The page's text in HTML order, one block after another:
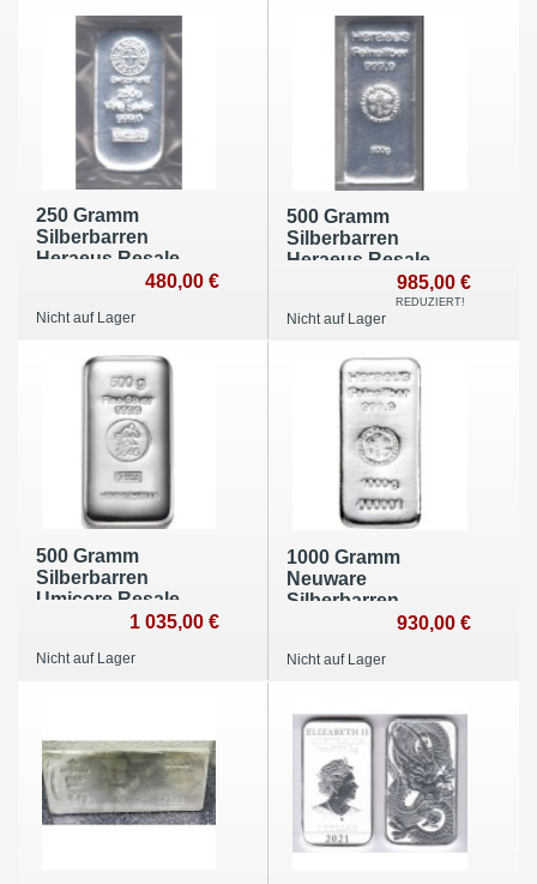
250 Gramm
Silberbarren
Heraeus Resale
480,00 €
Nicht auf Lager
500 Gramm
Silberbarren
Heraeus Resale
985,00 €
REDUZIERT!
Nicht auf Lager
500 Gramm
Silberbarren
Umicore Resale
1 035,00 €
Nicht auf Lager
1000 Gramm
Neuware
Silberbarren
Heimerle + Meule
930,00 €
Nicht auf Lager